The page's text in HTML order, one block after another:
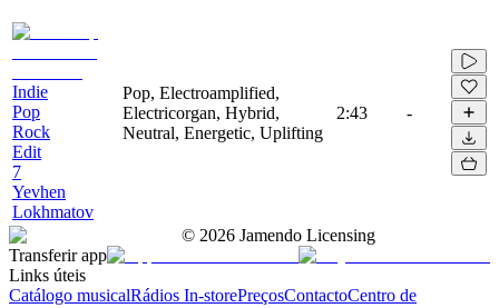
Indie
Pop
Rock
Edit
7
Yevhen
Lokhmatov
Pop, Electroamplified,
Electricorgan, Hybrid,
Neutral, Energetic, Uplifting
2:43 -
© 2026 Jamendo Licensing
Transferir app
Links úteis
Catálogo musicalRádios In-storePreçosContactoCentro de